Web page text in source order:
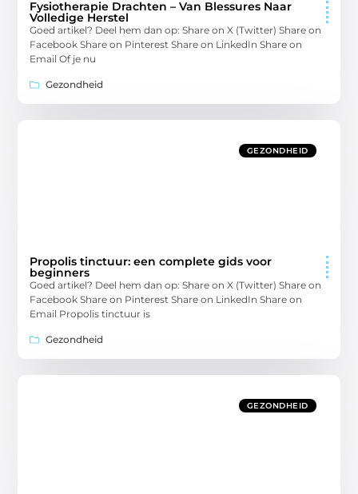
Fysiotherapie Drachten – Van Blessures Naar
Volledige Herstel
Goed artikel? Deel hem dan op: Share on X (Twitter) Share on
Facebook Share on Pinterest Share on LinkedIn Share on
Email Of je nu
Gezondheid
GEZONDHEID
Propolis tinctuur: een complete gids voor
beginners
Goed artikel? Deel hem dan op: Share on X (Twitter) Share on
Facebook Share on Pinterest Share on LinkedIn Share on
Email Propolis tinctuur is
Gezondheid
GEZONDHEID